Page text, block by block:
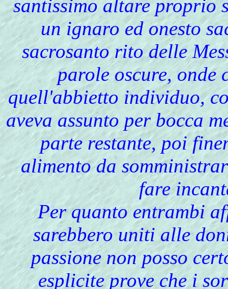
santissimo altare proprio
un ignaro ed onesto
sacrosanto rito delle
parole oscure,
quell'abbietto individuo,
aveva assunto per bocca
parte restante, poi
alimento da
fare
Per quanto entrambi
sarebbero uniti alle
passione non posso
esplicite prove che i